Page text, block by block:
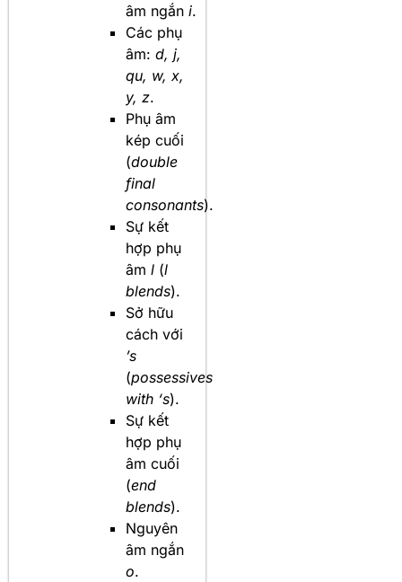
âm ngắn i.
Các phụ
âm: d, j,
qu, w, x,
y, z.
Phụ âm
kép cuối
(double
final
consonants).
Sự kết
hợp phụ
âm l (l
blends).
Sở hữu
cách với
’s
(possessives
with ‘s).
Sự kết
hợp phụ
âm cuối
(end
blends).
Nguyên
âm ngắn
o.